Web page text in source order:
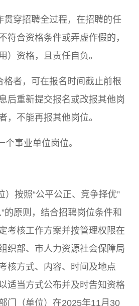
贯穿招聘全过程，在招聘的任
符合资格条件或弄虚作假的，
）资格，且责任自负。
格者，可在报名时间截止前根
后重新提交报名或改报其他岗
，不能再报其他岗位。
个事业单位岗位。
）按照“公平公正、竞争择优”
”的原则，结合招聘岗位条件和
考核工作方案并按管理权限在
织部、市人力资源社会保障局
核方式、内容、时间及地点
适当方式公布并及时告知资格
门（单位）在2025年11月 30